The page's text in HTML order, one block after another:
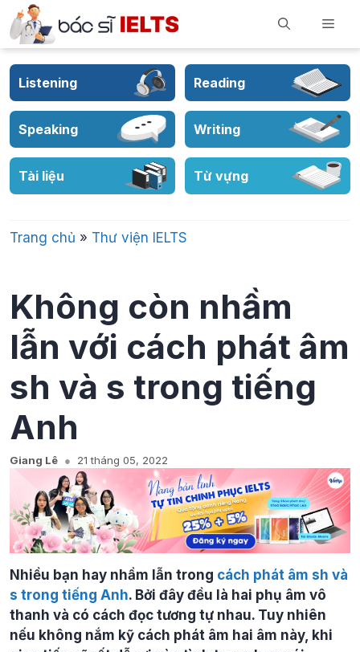
Skip
to
content
Listening Reading
Speaking Writing
Tài liệu Từ vựng
Trang chủ » Thư viện IELTS
Không còn nhầm
lẫn với cách phát âm
sh và s trong tiếng
Anh
Giang Lê 21 tháng 05, 2022
Nhiều bạn hay nhầm lẫn trong cách phát âm sh và
s trong tiếng Anh. Bởi đây đều là hai phụ âm vô
thanh và có cách đọc tương tự nhau. Tuy nhiên
nếu không nắm kỹ cách phát âm hai âm này, khi